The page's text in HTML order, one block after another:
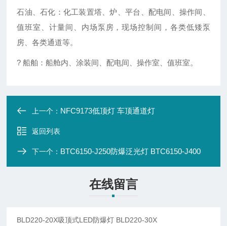
石油、石化：化工装置塔、炉、平台、配电间、操作间、
值班室、计量间、内场泵房，现场控制间，各类低矮泵
房、各类通道等。
? 船舶：船舱内、涂装间、配电间、操作室、值班室。
上一个： NFC9173低顶灯 车顶通道灯
返回列表
下一个： BTC6150-J250防爆泛光灯 BTC6150-J400
在线留言